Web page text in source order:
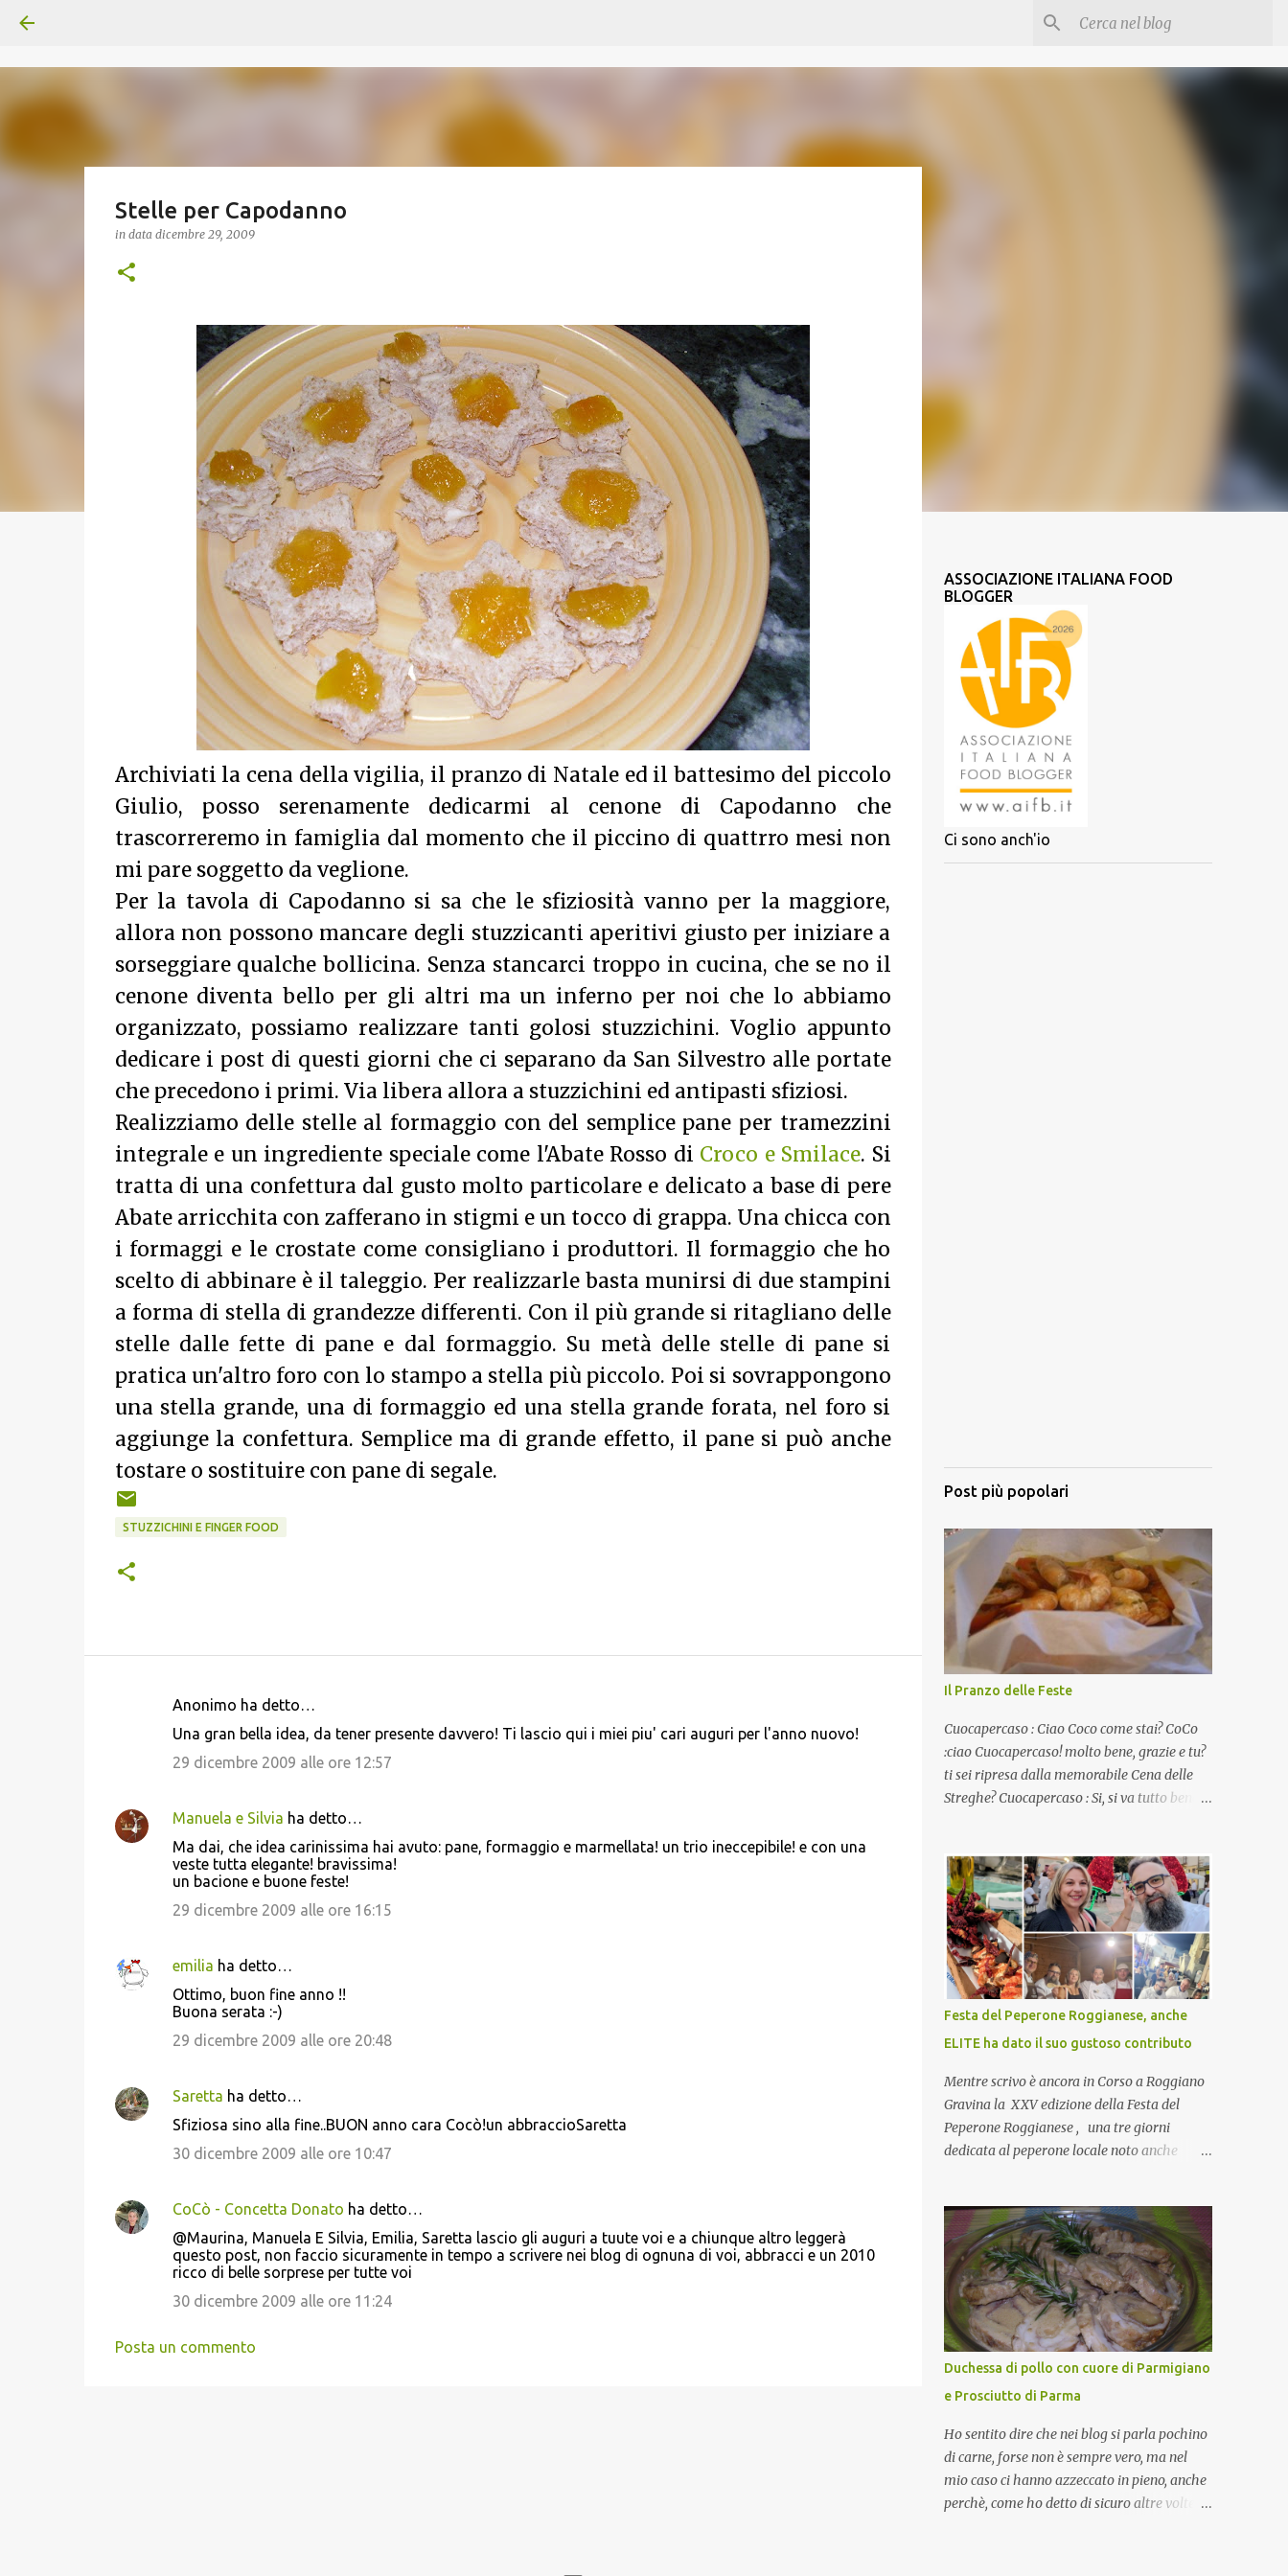
Stelle per Capodanno
in data dicembre 29, 2009
Archiviati la cena della vigilia, il pranzo di Natale ed il battesimo del piccolo
Giulio, posso serenamente dedicarmi al cenone di Capodanno che
trascorreremo in famiglia dal momento che il piccino di quattrro mesi non
mi pare soggetto da veglione.
Per la tavola di Capodanno si sa che le sfiziosità vanno per la maggiore,
allora non possono mancare degli stuzzicanti aperitivi giusto per iniziare a
sorseggiare qualche bollicina. Senza stancarci troppo in cucina, che se no il
cenone diventa bello per gli altri ma un inferno per noi che lo abbiamo
organizzato, possiamo realizzare tanti golosi stuzzichini. Voglio appunto
dedicare i post di questi giorni che ci separano da San Silvestro alle portate
che precedono i primi. Via libera allora a stuzzichini ed antipasti sfiziosi.
Realizziamo delle stelle al formaggio con del semplice pane per tramezzini
integrale e un ingrediente speciale come l'Abate Rosso di Croco e Smilace. Si
tratta di una confettura dal gusto molto particolare e delicato a base di pere
Abate arricchita con zafferano in stigmi e un tocco di grappa. Una chicca con
i formaggi e le crostate come consigliano i produttori. Il formaggio che ho
scelto di abbinare è il taleggio. Per realizzarle basta munirsi di due stampini
a forma di stella di grandezze differenti. Con il più grande si ritagliano delle
stelle dalle fette di pane e dal formaggio. Su metà delle stelle di pane si
pratica un'altro foro con lo stampo a stella più piccolo. Poi si sovrappongono
una stella grande, una di formaggio ed una stella grande forata, nel foro si
aggiunge la confettura. Semplice ma di grande effetto, il pane si può anche
tostare o sostituire con pane di segale.
STUZZICHINI E FINGER FOOD
e
Anonimo ha detto…
Una gran bella idea, da tener presente davvero! Ti lascio qui i miei piu' cari auguri per l'anno nuovo!
29 dicembre 2009 alle ore 12:57
Manuela e Silvia ha detto…
Ma dai, che idea carinissima hai avuto: pane, formaggio e marmellata! un trio ineccepibile! e con una
veste tutta elegante! bravissima!
un bacione e buone feste!
29 dicembre 2009 alle ore 16:15
emilia ha detto…
Ottimo, buon fine anno !!
Buona serata :-)
29 dicembre 2009 alle ore 20:48
Saretta ha detto…
Sfiziosa sino alla fine..BUON anno cara Cocò!un abbraccioSaretta
30 dicembre 2009 alle ore 10:47
CoCò - Concetta Donato ha detto…
@Maurina, Manuela E Silvia, Emilia, Saretta lascio gli auguri a tuute voi e a chiunque altro leggerà
questo post, non faccio sicuramente in tempo a scrivere nei blog di ognuna di voi, abbracci e un 2010
ricco di belle sorprese per tutte voi
30 dicembre 2009 alle ore 11:24
Posta un commento
ASSOCIAZIONE ITALIANA FOOD
BLOGGER
Ci sono anch'io
Post più popolari
Il Pranzo delle Feste
Cuocapercaso : Ciao Coco come stai? CoCo
:ciao Cuocapercaso! molto bene, grazie e tu?
ti sei ripresa dalla memorabile Cena delle
Streghe? Cuocapercaso : Si, si va tutto bene…
virtuale! CoCo : Eh già!! E adesso con le feste
che arrivano chissà che mangiate…a
proposito Cuoca cosa prepari domenica per
pranzo, racconta un po'! Perchè io avrò ospiti
e cerco degli spunti... Cuocapercaso : A dire il
vero domenica prossima non preparo nulla
perché vado al Pranzo Aziendale di fine
anno organizzato dai mie capi! CoCo :
Pranzo aziendale? Una bella idea!
Cuocapercaso : si, è un modo per riunirsi
tutti a fine anno e tirare le somme…
naturalmente mangiando tutti insieme, con
grande convivialità! CoCo : è naturale il cibo,
spesso l’ambiente favorevole per molte belle
opportunità, non trovi? Cuocapercaso : Si,
concordo! …addirittura si dice...
Festa del Peperone Roggianese, anche
ELITE ha dato il suo gustoso contributo
Mentre scrivo è ancora in Corso a Roggiano
Gravina la XXV edizione della Festa del
Peperone Roggianese , una tre giorni
dedicata al peperone locale noto anche
piccante, inserito dal Ministero delle
Politiche Agricole Alimentari e Forestali
nella lista dei Prodotti Agroalimentari
Tradizionali (Pat) della Calabria. Un
ingrediente versatile in cucina, utilizzato
fresco o essiccato in ricette della tradizione o
in piatti innovativi. Durante la prima serata
dell'evento abbiamo avuto prova della
versatilità di questo ingrediente durante il
"2° Concorso Gastronomico di piatti a base
di peperone Roggianese" ideato da Gina
Santagata , presidente
dell'associazione Mongolfiera, che ha visto
Duchessa di pollo con cuore di Parmigiano
e Prosciutto di Parma
Ho sentito dire che nei blog si parla pochino
di carne, forse non è sempre vero, ma nel
mio caso ci hanno azzeccato in pieno, anche
perchè, come ho detto di sicuro altre volte la